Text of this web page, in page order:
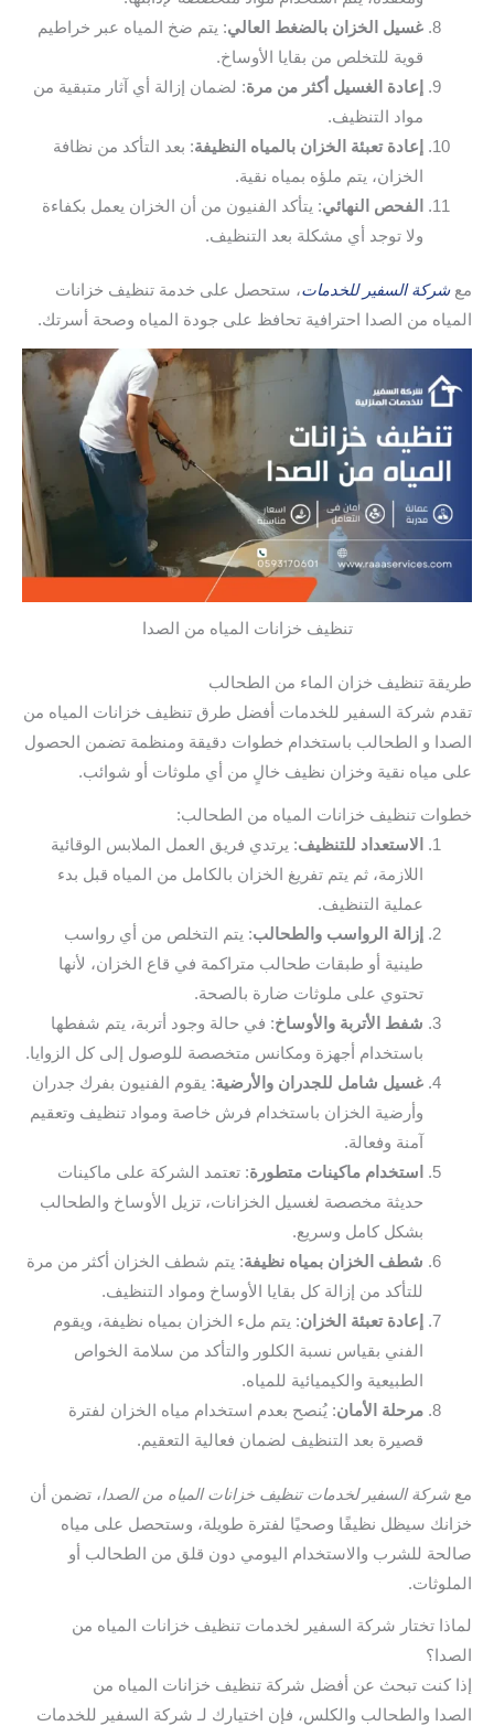
غسيل الخزان بالضغط العالي: يتم ضخ المياه عبر خراطيم
قوية للتخلص من بقايا الأوساخ.
إعادة الغسيل أكثر من مرة: لضمان إزالة أي آثار متبقية من
مواد التنظيف.
إعادة تعبئة الخزان بالمياه النظيفة: بعد التأكد من نظافة
الخزان، يتم ملؤه بمياه نقية.
الفحص النهائي: يتأكد الفنيون من أن الخزان يعمل بكفاءة
ولا توجد أي مشكلة بعد التنظيف.
معشركة السفير للخدمات، ستحصل على خدمة تنظيف خزانات
المياه من الصدا احترافية تحافظ على جودة المياه وصحة أسرتك.
تنظيف خزانات المياه من الصدا
طريقة تنظيف خزان الماء من الطحالب
تقدم شركة السفير للخدمات أفضل طرق تنظيف خزانات المياه من
الصدا و الطحالب باستخدام خطوات دقيقة ومنظمة تضمن الحصول
على مياه نقية وخزان نظيف خالٍ من أي ملوثات أو شوائب.
خطوات تنظيف خزانات المياه من الطحالب:
الاستعداد للتنظيف: يرتدي فريق العمل الملابس الوقائية
اللازمة، ثم يتم تفريغ الخزان بالكامل من المياه قبل بدء
عملية التنظيف.
إزالة الرواسب والطحالب: يتم التخلص من أي رواسب
طينية أو طبقات طحالب متراكمة في قاع الخزان، لأنها
تحتوي على ملوثات ضارة بالصحة.
شفط الأتربة والأوساخ: في حالة وجود أتربة، يتم شفطها
باستخدام أجهزة ومكانس متخصصة للوصول إلى كل الزوايا.
غسيل شامل للجدران والأرضية: يقوم الفنيون بفرك جدران
وأرضية الخزان باستخدام فرش خاصة ومواد تنظيف وتعقيم
آمنة وفعالة.
استخدام ماكينات متطورة: تعتمد الشركة على ماكينات
حديثة مخصصة لغسيل الخزانات، تزيل الأوساخ والطحالب
بشكل كامل وسريع.
شطف الخزان بمياه نظيفة: يتم شطف الخزان أكثر من مرة
للتأكد من إزالة كل بقايا الأوساخ ومواد التنظيف.
إعادة تعبئة الخزان: يتم ملء الخزان بمياه نظيفة، ويقوم
الفني بقياس نسبة الكلور والتأكد من سلامة الخواص
الطبيعية والكيميائية للمياه.
مرحلة الأمان: يُنصح بعدم استخدام مياه الخزان لفترة
قصيرة بعد التنظيف لضمان فعالية التعقيم.
مع شركة السفير لخدمات تنظيف خزانات المياه من الصدا، تضمن أن
خزانك سيظل نظيفًا وصحيًا لفترة طويلة، وستحصل على مياه
صالحة للشرب والاستخدام اليومي دون قلق من الطحالب أو
الملوثات.
لماذا تختار شركة السفير لخدمات تنظيف خزانات المياه من
الصدا؟
إذا كنت تبحث عن أفضل شركة تنظيف خزانات المياه من
الصدا والطحالب والكلس، فإن اختيارك لـ شركة السفير للخدمات